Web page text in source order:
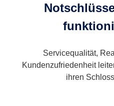
Servicequalität,
Kundenzufriedenheit
ihren